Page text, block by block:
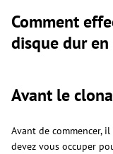
Comment
disque dur
Avant le
Avant de commencer,
devez vous occuper